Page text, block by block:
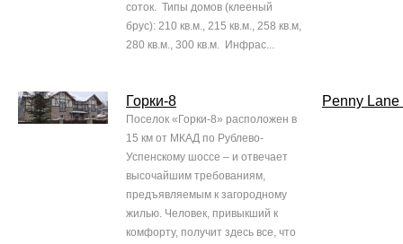
соток. Типы домов (клееный
брус): 210 кв.м., 215 кв.м., 258 кв.м,
280 кв.м., 300 кв.м. Инфрас...
Горки-8
Поселок «Горки-8» расположен в
15 км от МКАД по Рублево-
Успенскому шоссе – и отвечает
высочайшим требованиям,
предъявляемым к загородному
жилью. Человек, привыкший к
комфорту, получит здесь все, что
Penny